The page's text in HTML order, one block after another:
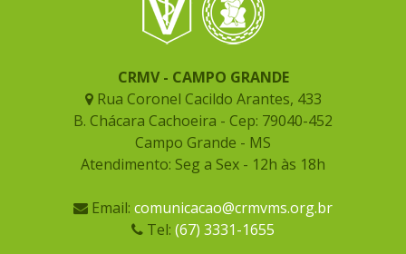
CRMV - CAMPO GRANDE
Rua Coronel Cacildo Arantes, 433
B. Chácara Cachoeira - Cep: 79040-452
Campo Grande - MS
Atendimento: Seg a Sex - 12h às 18h
Email: comunicacao@crmvms.org.br
Tel: (67) 3331-1655